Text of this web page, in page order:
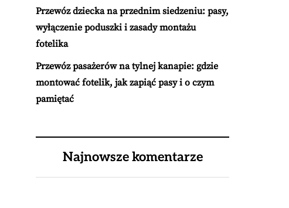
Przewóz dziecka na przednim siedzeniu: pasy,
wyłączenie poduszki i zasady montażu
fotelika
Przewóz pasażerów na tylnej kanapie: gdzie
montować fotelik, jak zapiąć pasy i o czym
pamiętać
Najnowsze komentarze